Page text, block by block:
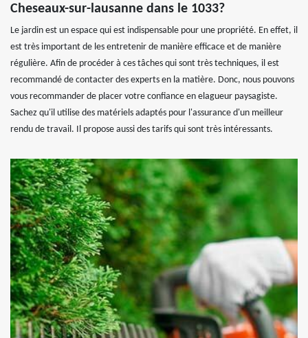
Cheseaux-sur-lausanne dans le 1033?
Le jardin est un espace qui est indispensable pour une propriété. En effet, il
est très important de les entretenir de manière efficace et de manière
régulière. Afin de procéder à ces tâches qui sont très techniques, il est
recommandé de contacter des experts en la matière. Donc, nous pouvons
vous recommander de placer votre confiance en elagueur paysagiste.
Sachez qu'il utilise des matériels adaptés pour l'assurance d'un meilleur
rendu de travail. Il propose aussi des tarifs qui sont très intéressants.